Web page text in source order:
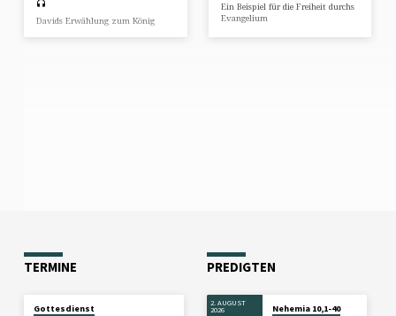
Davids Erwählung zum König
Ein Beispiel für die Freiheit durchs
Evangelium
TERMINE
Gottesdienst
PREDIGTEN
2. AUGUST
2026 Nehemia 10,1-40